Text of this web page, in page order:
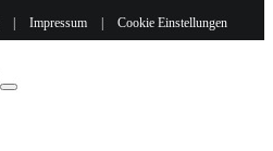
Impressum Cookie Einstellungen